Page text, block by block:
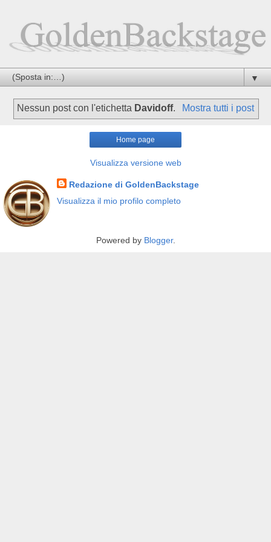
▼
Nessun post con l'etichetta Davidoff. Mostra tutti i post
Home page
Visualizza versione web
Redazione di GoldenBackstage
Visualizza il mio profilo completo
Powered by Blogger.